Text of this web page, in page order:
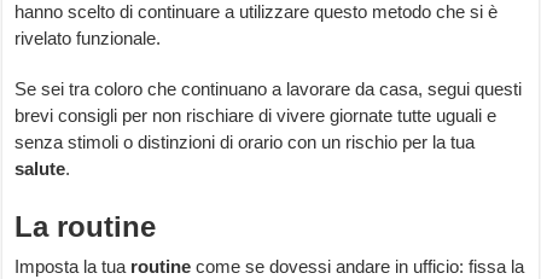
hanno scelto di continuare a utilizzare questo metodo che si è
rivelato funzionale.
Se sei tra coloro che continuano a lavorare da casa, segui questi
brevi consigli per non rischiare di vivere giornate tutte uguali e
senza stimoli o distinzioni di orario con un rischio per la tua
salute.
La routine
Imposta la tua routine come se dovessi andare in ufficio: fissa la